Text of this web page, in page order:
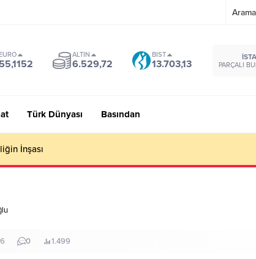
55,1152
ALTIN
6.529,72
BIST
13.703,13 PARÇALI
Türk Dünyası Basından
0 1.499